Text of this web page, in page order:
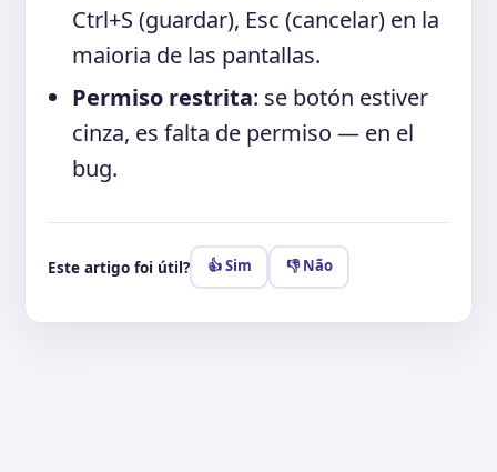
Ctrl+S (guardar), Esc (cancelar) en la
maioria de las pantallas.
Permiso restrita: se botón estiver
cinza, es falta de permiso — en el
bug.
Este artigo foi útil? 👍 Sim 👎 Não